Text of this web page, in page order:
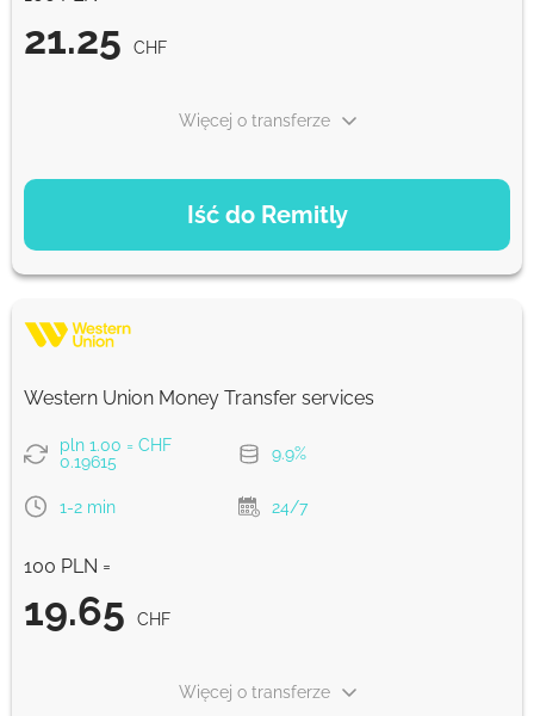
21.25 CHF
Iść do Remitly
Więcej o transferze
OPCJE PŁATNOŚCI
21.25 CHF 5 d
21.25 CHF
Prowizja Strumok, zawsze 0%
Western Union Money Transfer services
pln 1.00 = CHF
0.19615
9.9%
1-2 min 24/7
100 PLN =
19.65 CHF
Więcej o transferze